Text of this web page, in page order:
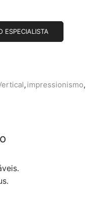
ESPECIALISTA
, impressionismo,